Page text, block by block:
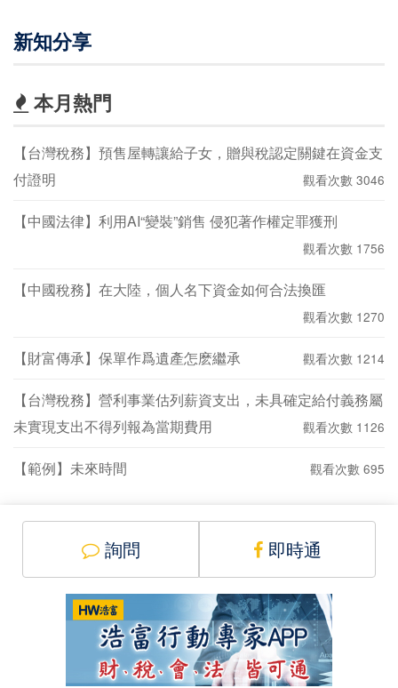
新知分享
本月熱門
【台灣稅務】預售屋轉讓給子女，贈與稅認定關鍵在資金支
付證明
觀看次數 3046
【中國法律】利用AI“變裝”銷售 侵犯著作權定罪獲刑
觀看次數 1756
【中國稅務】在大陸，個人名下資金如何合法換匯
觀看次數 1270
【財富傳承】保單作爲遺產怎麽繼承 觀看次數 1214
【台灣稅務】營利事業估列薪資支出，未具確定給付義務屬
未實現支出不得列報為當期費用
觀看次數 1126
【範例】未來時間 觀看次數 695
詢問 即時通